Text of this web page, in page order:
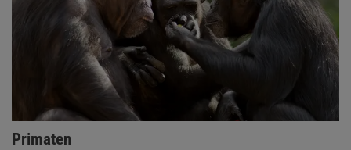
Primaten